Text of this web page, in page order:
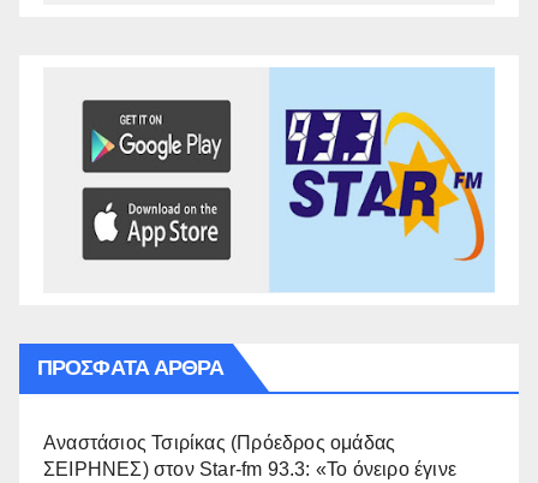
ΠΡΌΣΦΑΤΑ ΆΡΘΡΑ
Αναστάσιος Τσιρίκας (Πρόεδρος ομάδας
ΣΕΙΡΗΝΕΣ) στον Star-fm 93.3: «Το όνειρο έγινε